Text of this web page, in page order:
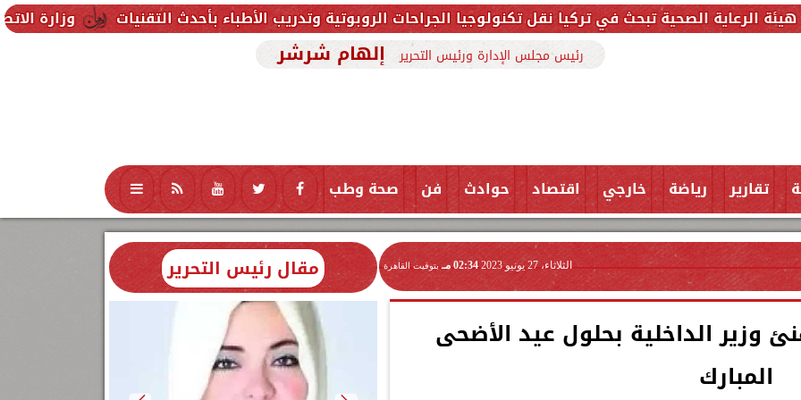
وزارة الاتصالات تفتح تبحث في تركيا نقل تكنولوجيا الجراحات الروبوتية وتدريب الأطباء بأحدث التقنيات
رئيس مجلس الإدارة ورئيس التحرير إلهام شرشر
تقارير رياضة خارجي اقتصاد حوادث فن صحة وطب تكنولوجيا منوعات محافظات
الثلاثاء، 27 يونيو 2023 02:34 مـ بتوقيت القاهرة
وزير الداخلية بحلول عيد الأضحى
المبارك
مقال رئيس التحرير